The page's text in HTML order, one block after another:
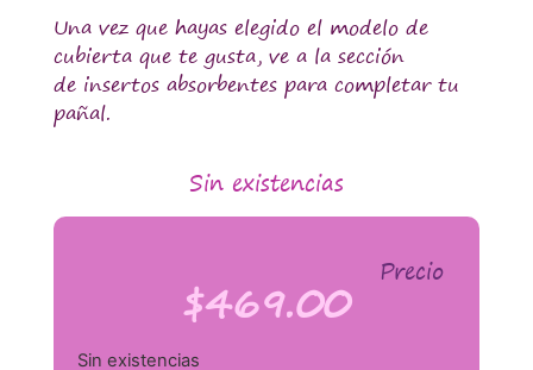
Una vez que hayas elegido el modelo de
cubierta que te gusta, ve a la sección
de insertos absorbentes para completar tu
pañal.
Sin existencias
Precio
$469.00
Sin existencias